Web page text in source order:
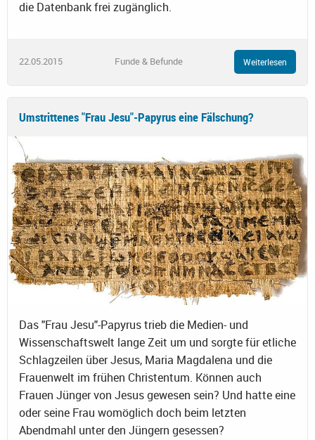
die Datenbank frei zugänglich.
22.05.2015 Funde & Befunde Weiterlesen
Umstrittenes "Frau Jesu"-Papyrus eine Fälschung?
Das "Frau Jesu"-Papyrus trieb die Medien- und
Wissenschaftswelt lange Zeit um und sorgte für etliche
Schlagzeilen über Jesus, Maria Magdalena und die
Frauenwelt im frühen Christentum. Können auch
Frauen Jünger von Jesus gewesen sein? Und hatte eine
oder seine Frau womöglich doch beim letzten
Abendmahl unter den Jüngern gesessen?